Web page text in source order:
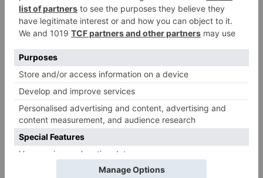
personas usuarias de centros de mayores de
todo el Estado confinadas en sus domicilios
para analizar sus fortalezas. Entre las
conclusiones extraídas de este análisis
cualitativo, cabe destacar que son las personas
con una visión más positiva y proactiva de la
soledad las que han «resistido» mejor este
confinamiento.
Estrategias de afrontamiento de la soledad